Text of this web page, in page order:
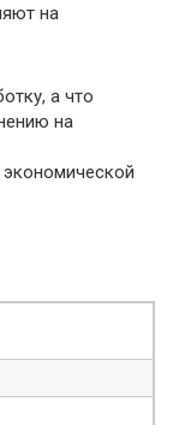
на
а что
на